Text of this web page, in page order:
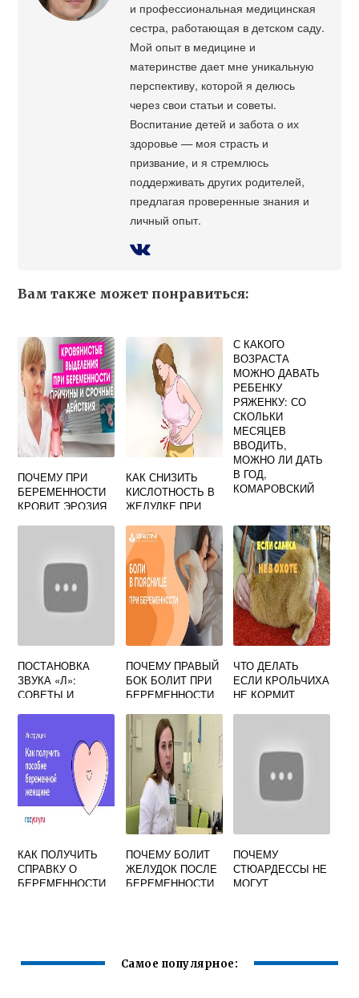
и профессиональная медицинская
сестра, работающая в детском саду.
Мой опыт в медицине и
материнстве дает мне уникальную
перспективу, которой я делюсь
через свои статьи и советы.
Воспитание детей и забота о их
здоровье — моя страсть и
призвание, и я стремлюсь
поддерживать других родителей,
предлагая проверенные знания и
личный опыт.
Вам также может понравиться:
ПОЧЕМУ ПРИ
БЕРЕМЕННОСТИ
КРОВИТ ЭРОЗИЯ
КАК СНИЗИТЬ
КИСЛОТНОСТЬ В
ЖЕЛУДКЕ ПРИ
С КАКОГО
ВОЗРАСТА
МОЖНО ДАВАТЬ
РЕБЕНКУ
РЯЖЕНКУ: СО
СКОЛЬКИ
МЕСЯЦЕВ
ВВОДИТЬ,
МОЖНО ЛИ ДАТЬ
В ГОД,
КОМАРОВСКИЙ
ПОСТАНОВКА
ЗВУКА «Л»:
СОВЕТЫ И
ПОЧЕМУ ПРАВЫЙ
БОК БОЛИТ ПРИ
БЕРЕМЕННОСТИ
ЧТО ДЕЛАТЬ
ЕСЛИ КРОЛЬЧИХА
НЕ КОРМИТ
КАК ПОЛУЧИТЬ
СПРАВКУ О
БЕРЕМЕННОСТИ
ПОЧЕМУ БОЛИТ
ЖЕЛУДОК ПОСЛЕ
БЕРЕМЕННОСТИ
ПОЧЕМУ
СТЮАРДЕССЫ НЕ
МОГУТ
Самое популярное: